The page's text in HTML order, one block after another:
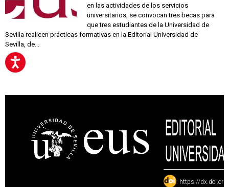
en las actividades de los servicios
universitarios, se convocan tres becas para
que tres estudiantes de la Universidad de
Sevilla realicen prácticas formativas en la Editorial Universidad de
Sevilla, de...
: https://